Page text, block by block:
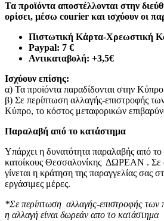
Τα προϊόντα αποστέλλονται στην
ορίσει, μέσω courier και ισχύουν οι
Πιστωτική Κάρτα-Χρεωστική
Paypal: 7 €
Αντικαταβολή: +3,5€
Ισχύουν επίσης:
α) Τα προϊόντα παραδίδονται στην
β) Σε περίπτωση αλλαγής-επιστροφής
Κύπρο, το κόστος μεταφορικών
Παραλαβή από το κατάστημα
Υπάρχει η δυνατότητα παραλαβής από το
κατοίκους Θεσσαλονίκης ΔΩΡΕΑΝ . Σε
γίνεται η κράτηση της παραγγελίας σας
εργάσιμες μέρες.
*Σε περίπτωση αλλαγής-επιστροφής των
η αλλαγή είναι δωρεάν απο το κατάστημα